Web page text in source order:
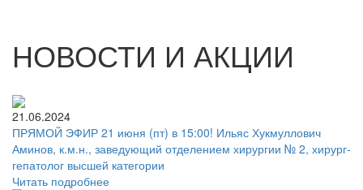
НОВОСТИ И АКЦИИ
21.06.2024
ПРЯМОЙ ЭФИР 21 июня (пт) в 15:00! Ильяс Хукмуллович
Аминов, к.м.н., заведующий отделением хирургии № 2, хирург-
гепатолог высшей категории
Читать подробнее